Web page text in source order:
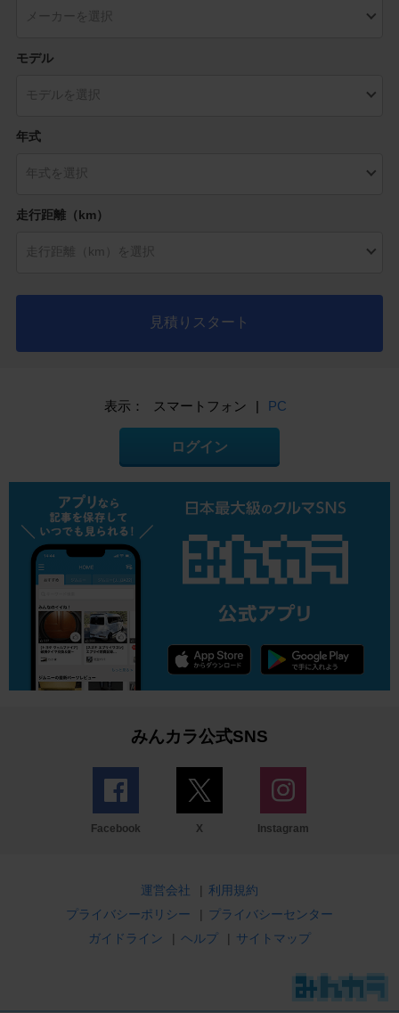
モデル
年式
走行距離（km）
見積りスタート
表示： スマートフォン | PC
ログイン
みんカラ公式SNS
Facebook X Instagram
運営会社 | 利用規約
プライバシーポリシー
| プライバシーセンター
ガイドライン
| ヘルプ | サイトマップ